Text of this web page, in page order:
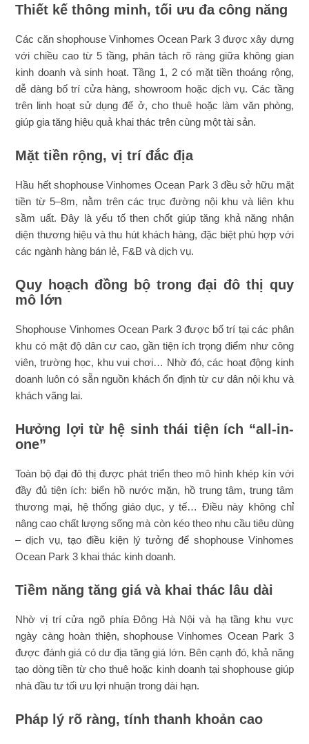
Thiết kế thông minh, tối ưu đa công năng
Các căn shophouse Vinhomes Ocean Park 3 được xây dựng
với chiều cao từ 5 tầng, phân tách rõ ràng giữa không gian
kinh doanh và sinh hoạt. Tầng 1, 2 có mặt tiền thoáng rộng,
dễ dàng bố trí cửa hàng, showroom hoặc dịch vụ. Các tầng
trên linh hoạt sử dụng để ở, cho thuê hoặc làm văn phòng,
giúp gia tăng hiệu quả khai thác trên cùng một tài sản.
Mặt tiền rộng, vị trí đắc địa
Hầu hết shophouse Vinhomes Ocean Park 3 đều sở hữu mặt
tiền từ 5–8m, nằm trên các trục đường nội khu và liên khu
sầm uất. Đây là yếu tố then chốt giúp tăng khả năng nhận
diện thương hiệu và thu hút khách hàng, đặc biệt phù hợp với
các ngành hàng bán lẻ, F&B và dịch vụ.
Quy hoạch đồng bộ trong đại đô thị quy
mô lớn
Shophouse Vinhomes Ocean Park 3 được bố trí tại các phân
khu có mật độ dân cư cao, gần tiện ích trọng điểm như công
viên, trường học, khu vui chơi… Nhờ đó, các hoạt động kinh
doanh luôn có sẵn nguồn khách ổn định từ cư dân nội khu và
khách vãng lai.
Hưởng lợi từ hệ sinh thái tiện ích “all-in-
one”
Toàn bộ đại đô thị được phát triển theo mô hình khép kín với
đầy đủ tiện ích: biển hồ nước mặn, hồ trung tâm, trung tâm
thương mại, hệ thống giáo dục, y tế… Điều này không chỉ
nâng cao chất lượng sống mà còn kéo theo nhu cầu tiêu dùng
– dịch vụ, tạo điều kiện lý tưởng để shophouse Vinhomes
Ocean Park 3 khai thác kinh doanh.
Tiềm năng tăng giá và khai thác lâu dài
Nhờ vị trí cửa ngõ phía Đông Hà Nội và hạ tầng khu vực
ngày càng hoàn thiện, shophouse Vinhomes Ocean Park 3
được đánh giá có dư địa tăng giá lớn. Bên cạnh đó, khả năng
tạo dòng tiền từ cho thuê hoặc kinh doanh tại shophouse giúp
nhà đầu tư tối ưu lợi nhuận trong dài hạn.
Pháp lý rõ ràng, tính thanh khoản cao